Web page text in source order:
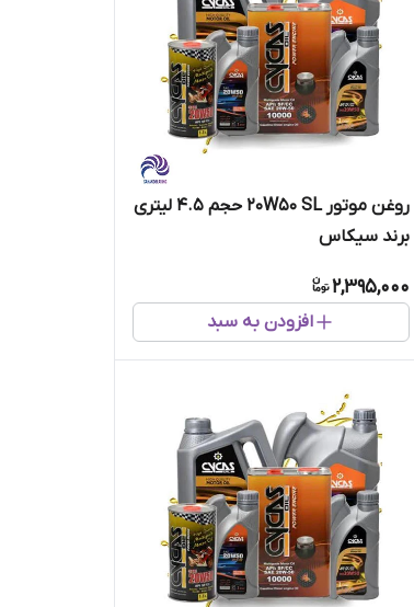
روغن موتور 20W50 SL حجم 4.5 لیتری
برند سیکاس
2,395,000
افزودن به سبد